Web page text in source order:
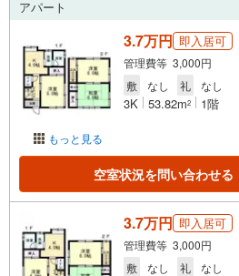
アパート
もっと見る
3.7万円 即入居可
管理費等 3,000円
敷
なし 礼 なし
3K 53.82m2 1階
空室状況を問い合わせる
3.7万円 即入居可
管理費等 3,000円
敷
なし 礼 なし